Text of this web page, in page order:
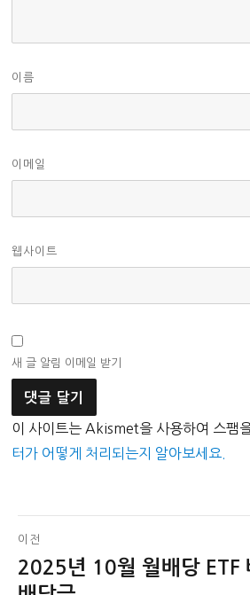
이름
이메일
웹사이트
새 글 알림 이메일 받기
이 사이트는 Akismet을 사용하여 스팸
터가 어떻게 처리되는지 알아보세요.
글
탐
이전
이
전
2025년 10월 월배당 ETF